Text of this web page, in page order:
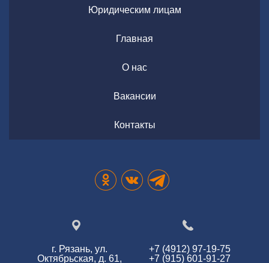
Юридическим лицам
Главная
О нас
Вакансии
Контакты
г. Рязань, ул.
Октябрьская, д. 61,
+7 (4912) 97-19-75
+7 (915) 601-91-27